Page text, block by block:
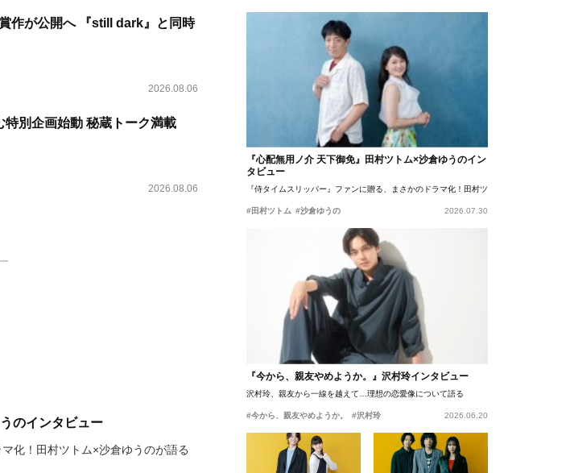
作が公開へ 『still dark』と同時
2026.08.06
特別企画始動 秘蔵トーク満載
2026.08.06
のインタビュー
化！田村ツトム×沙倉ゆうのが語る
『心配無用ノ介 天下御免』田村ツトム×沙倉ゆうのイン
タビュー
『侍タイムスリッパー』ファンに贈る、まさかのドラマ化！田村ツトム×沙倉ゆうのが語
#田村ツトム #沙倉ゆうの 2026.07.30
『今から、親友やめようか。』沢村玲インタビュー
沢村玲、親友から一線を越えて…理想の恋愛像について語る
#今から、親友やめようか。 #沢村玲 2026.06.20